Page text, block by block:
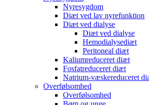
Nyresygdom
Diæt ved lav nyrefunktion
Diæt ved dialyse
Diæt ved dialyse
Hemodialysediæt
Peritoneal diæt
Kaliumreduceret diæt
Fosfatreduceret diæt
Natrium-væskereduceret
Overfølsomhed
Overfølsomhed